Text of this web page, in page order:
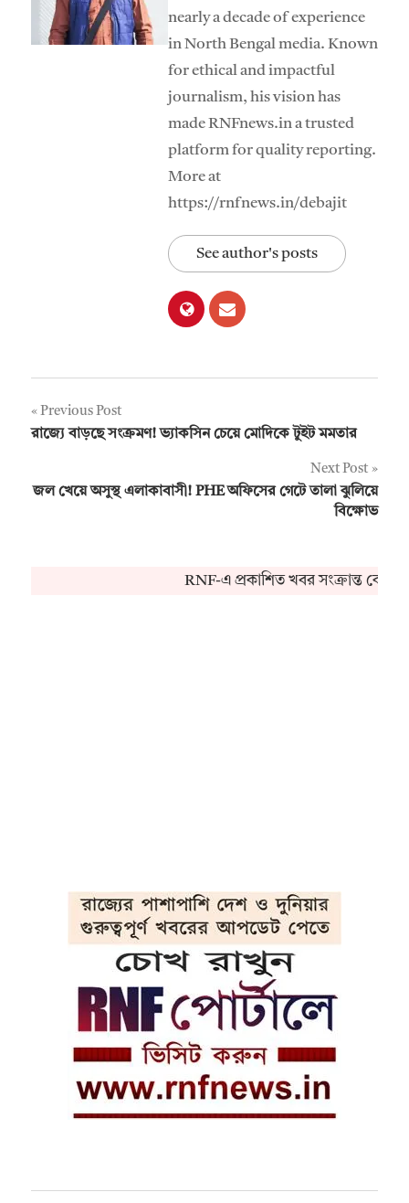
nearly a decade of experience
in North Bengal media. Known
for ethical and impactful
journalism, his vision has
made RNFnews.in a trusted
platform for quality reporting.
More at
https://rnfnews.in/debajit
See author's posts
Post
Previous Post
রাজ্যে বাড়ছে সংক্রমণ! ভ্যাকসিন চেয়ে মোদিকে টুইট মমতার
Next Post
জল খেয়ে অসুস্থ এলাকাবাসী! PHE অফিসের গেটে তালা ঝুলিয়ে
বিক্ষোভ
RNF-এ প্রকাশিত খবর সংক্রান্ত